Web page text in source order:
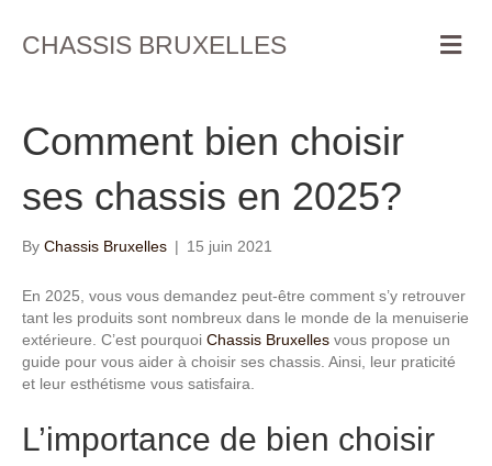
CHASSIS BRUXELLES M
e
Comment bien choisir
ses chassis en 2025?
By Chassis Bruxelles | 15 juin 2021
En 2025, vous vous demandez peut-être comment s’y retrouver
tant les produits sont nombreux dans le monde de la menuiserie
extérieure. C’est pourquoi Chassis Bruxelles vous propose un
guide pour vous aider à choisir ses chassis. Ainsi, leur praticité
et leur esthétisme vous satisfaira.
L’importance de bien choisir